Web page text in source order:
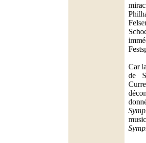
Car
de